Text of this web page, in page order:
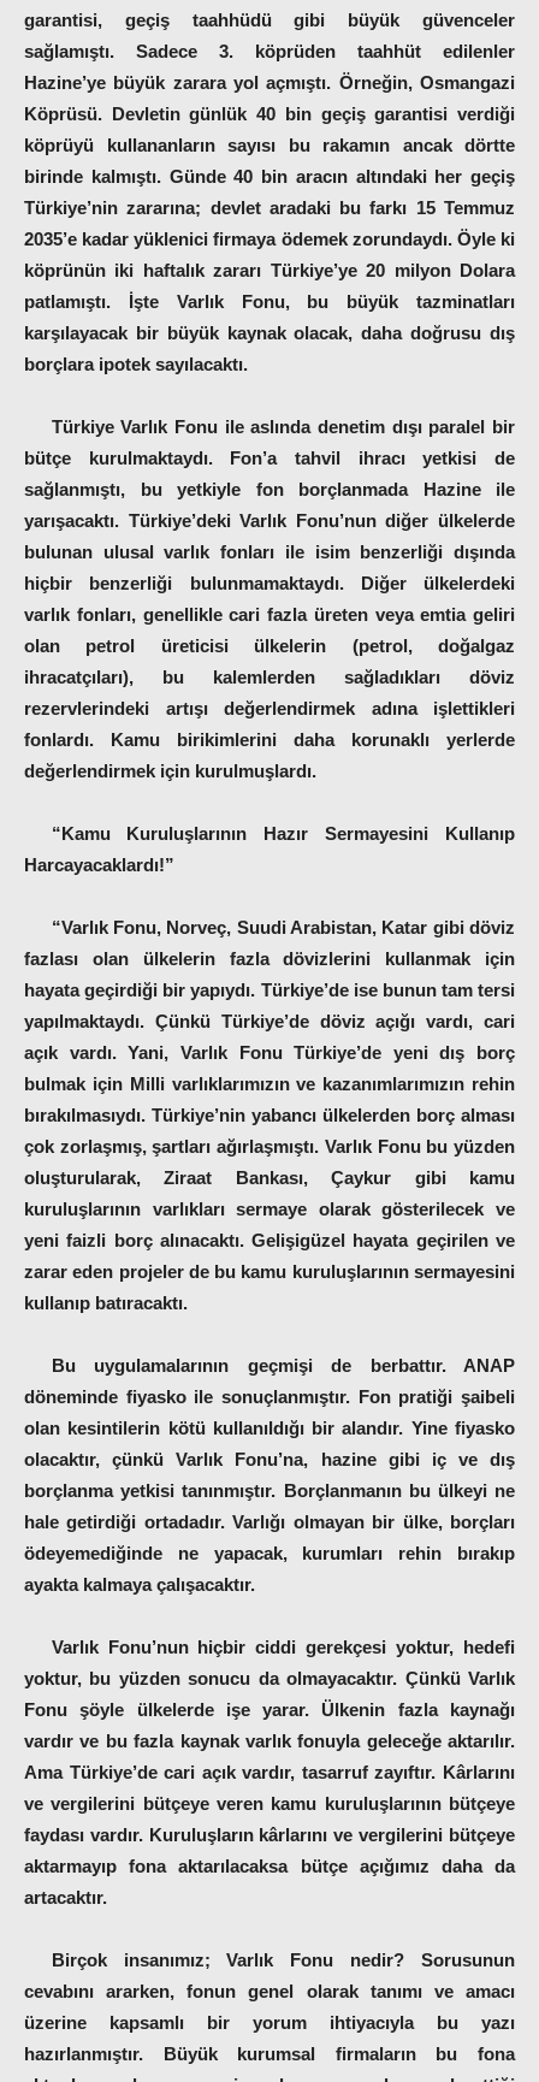
garantisi, geçiş taahhüdü gibi büyük güvenceler
sağlamıştı. Sadece 3. köprüden taahhüt edilenler
Hazine’ye büyük zarara yol açmıştı. Örneğin, Osmangazi
Köprüsü. Devletin günlük 40 bin geçiş garantisi verdiği
köprüyü kullananların sayısı bu rakamın ancak dörtte
birinde kalmıştı. Günde 40 bin aracın altındaki her geçiş
Türkiye’nin zararına; devlet aradaki bu farkı 15 Temmuz
2035’e kadar yüklenici firmaya ödemek zorundaydı. Öyle ki
köprünün iki haftalık zararı Türkiye’ye 20 milyon Dolara
patlamıştı. İşte Varlık Fonu, bu büyük tazminatları
karşılayacak bir büyük kaynak olacak, daha doğrusu dış
borçlara ipotek sayılacaktı.
Türkiye Varlık Fonu ile aslında denetim dışı paralel bir
bütçe kurulmaktaydı. Fon’a tahvil ihracı yetkisi de
sağlanmıştı, bu yetkiyle fon borçlanmada Hazine ile
yarışacaktı. Türkiye’deki Varlık Fonu’nun diğer ülkelerde
bulunan ulusal varlık fonları ile isim benzerliği dışında
hiçbir benzerliği bulunmamaktaydı. Diğer ülkelerdeki
varlık fonları, genellikle cari fazla üreten veya emtia geliri
olan petrol üreticisi ülkelerin (petrol, doğalgaz
ihracatçıları), bu kalemlerden sağladıkları döviz
rezervlerindeki artışı değerlendirmek adına işlettikleri
fonlardı. Kamu birikimlerini daha korunaklı yerlerde
değerlendirmek için kurulmuşlardı.
“Kamu Kuruluşlarının Hazır Sermayesini Kullanıp
Harcayacaklardı!”
“Varlık Fonu, Norveç, Suudi Arabistan, Katar gibi döviz
fazlası olan ülkelerin fazla dövizlerini kullanmak için
hayata geçirdiği bir yapıydı. Türkiye’de ise bunun tam tersi
yapılmaktaydı. Çünkü Türkiye’de döviz açığı vardı, cari
açık vardı. Yani, Varlık Fonu Türkiye’de yeni dış borç
bulmak için Milli varlıklarımızın ve kazanımlarımızın rehin
bırakılmasıydı. Türkiye’nin yabancı ülkelerden borç alması
çok zorlaşmış, şartları ağırlaşmıştı. Varlık Fonu bu yüzden
oluşturularak, Ziraat Bankası, Çaykur gibi kamu
kuruluşlarının varlıkları sermaye olarak gösterilecek ve
yeni faizli borç alınacaktı. Gelişigüzel hayata geçirilen ve
zarar eden projeler de bu kamu kuruluşlarının sermayesini
kullanıp batıracaktı.
Bu uygulamalarının geçmişi de berbattır. ANAP
döneminde fiyasko ile sonuçlanmıştır. Fon pratiği şaibeli
olan kesintilerin kötü kullanıldığı bir alandır. Yine fiyasko
olacaktır, çünkü Varlık Fonu’na, hazine gibi iç ve dış
borçlanma yetkisi tanınmıştır. Borçlanmanın bu ülkeyi ne
hale getirdiği ortadadır. Varlığı olmayan bir ülke, borçları
ödeyemediğinde ne yapacak, kurumları rehin bırakıp
ayakta kalmaya çalışacaktır.
Varlık Fonu’nun hiçbir ciddi gerekçesi yoktur, hedefi
yoktur, bu yüzden sonucu da olmayacaktır. Çünkü Varlık
Fonu şöyle ülkelerde işe yarar. Ülkenin fazla kaynağı
vardır ve bu fazla kaynak varlık fonuyla geleceğe aktarılır.
Ama Türkiye’de cari açık vardır, tasarruf zayıftır. Kârlarını
ve vergilerini bütçeye veren kamu kuruluşlarının bütçeye
faydası vardır. Kuruluşların kârlarını ve vergilerini bütçeye
aktarmayıp fona aktarılacaksa bütçe açığımız daha da
artacaktır.
Birçok insanımız;Varlık Fonu nedir? Sorusunun
cevabını ararken, fonun genel olarak tanımı ve amacı
üzerine kapsamlı bir yorum ihtiyacıyla bu yazı
hazırlanmıştır. Büyük kurumsal firmaların bu fona